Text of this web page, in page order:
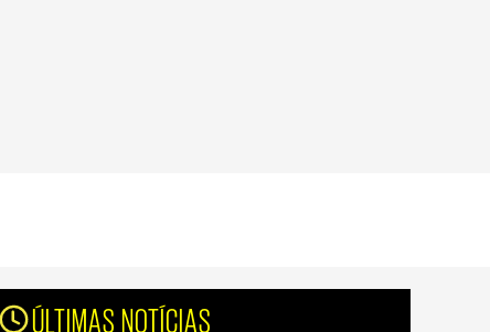
ÚLTIMAS NOTÍCIAS